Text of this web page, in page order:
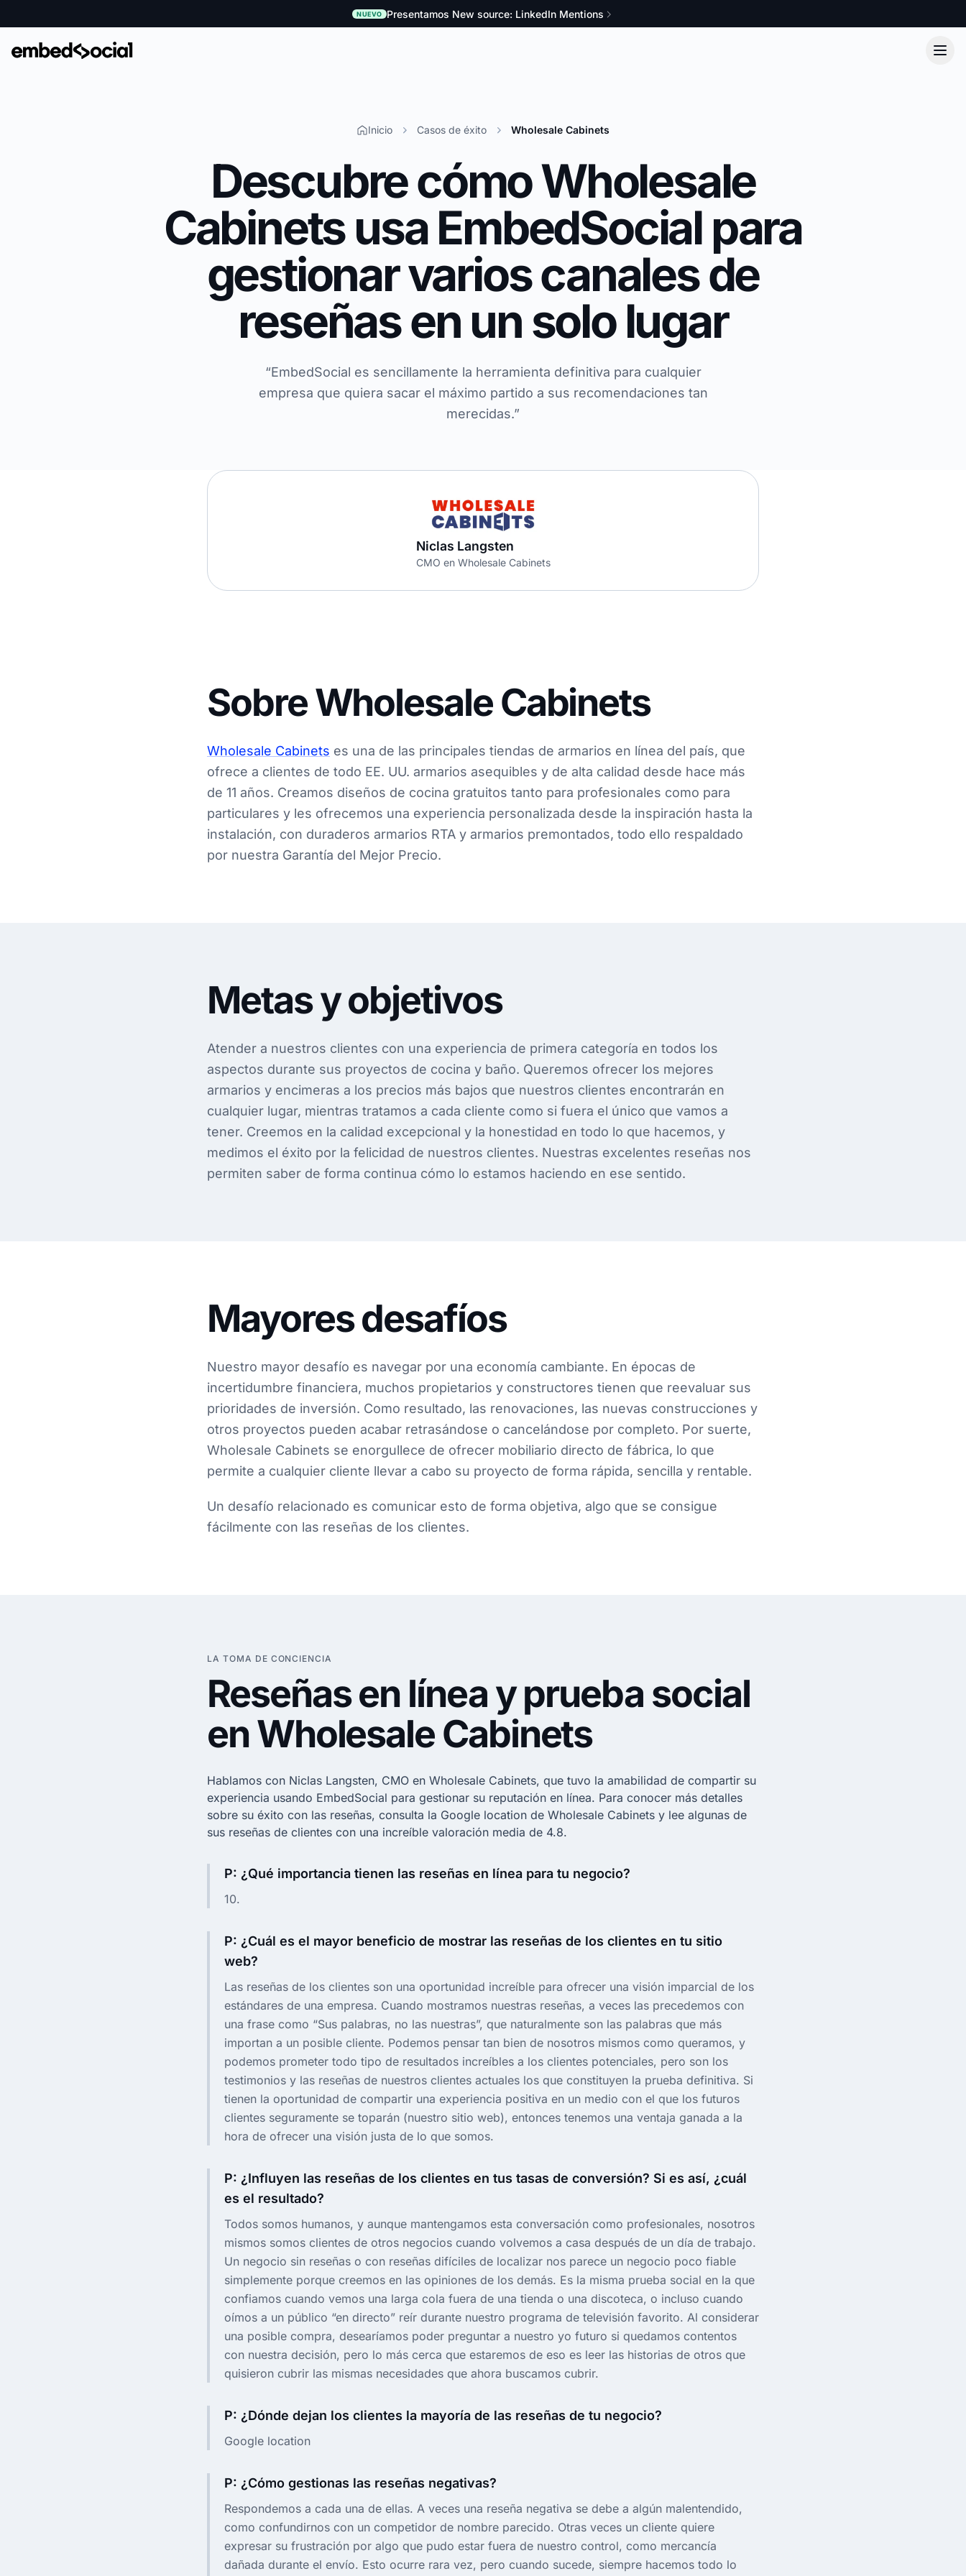
NUEVO Presentamos New source: LinkedIn Mentions
Inicio Casos de éxito Wholesale Cabinets
Descubre cómo Wholesale
Cabinets usa EmbedSocial para
gestionar varios canales de
reseñas en un solo lugar
“EmbedSocial es sencillamente la herramienta definitiva para cualquier
empresa que quiera sacar el máximo partido a sus recomendaciones tan
merecidas.”
Niclas Langsten
CMO en Wholesale Cabinets
Sobre Wholesale Cabinets
Wholesale Cabinets es una de las principales tiendas de armarios en línea del país, que
ofrece a clientes de todo EE. UU. armarios asequibles y de alta calidad desde hace más
de 11 años. Creamos diseños de cocina gratuitos tanto para profesionales como para
particulares y les ofrecemos una experiencia personalizada desde la inspiración hasta la
instalación, con duraderos armarios RTA y armarios premontados, todo ello respaldado
por nuestra Garantía del Mejor Precio.
Metas y objetivos
Atender a nuestros clientes con una experiencia de primera categoría en todos los
aspectos durante sus proyectos de cocina y baño. Queremos ofrecer los mejores
armarios y encimeras a los precios más bajos que nuestros clientes encontrarán en
cualquier lugar, mientras tratamos a cada cliente como si fuera el único que vamos a
tener. Creemos en la calidad excepcional y la honestidad en todo lo que hacemos, y
medimos el éxito por la felicidad de nuestros clientes. Nuestras excelentes reseñas nos
permiten saber de forma continua cómo lo estamos haciendo en ese sentido.
Mayores desafíos
Nuestro mayor desafío es navegar por una economía cambiante. En épocas de
incertidumbre financiera, muchos propietarios y constructores tienen que reevaluar sus
prioridades de inversión. Como resultado, las renovaciones, las nuevas construcciones y
otros proyectos pueden acabar retrasándose o cancelándose por completo. Por suerte,
Wholesale Cabinets se enorgullece de ofrecer mobiliario directo de fábrica, lo que
permite a cualquier cliente llevar a cabo su proyecto de forma rápida, sencilla y rentable.
Un desafío relacionado es comunicar esto de forma objetiva, algo que se consigue
fácilmente con las reseñas de los clientes.
LA TOMA DE CONCIENCIA
Reseñas en línea y prueba social
en Wholesale Cabinets
Hablamos con Niclas Langsten, CMO en Wholesale Cabinets, que tuvo la amabilidad de compartir su
experiencia usando EmbedSocial para gestionar su reputación en línea. Para conocer más detalles
sobre su éxito con las reseñas, consulta la Google location de Wholesale Cabinets y lee algunas de
sus reseñas de clientes con una increíble valoración media de 4.8.
P: ¿Qué importancia tienen las reseñas en línea para tu negocio?
10.
P: ¿Cuál es el mayor beneficio de mostrar las reseñas de los clientes en tu sitio
web?
Las reseñas de los clientes son una oportunidad increíble para ofrecer una visión imparcial de los
estándares de una empresa. Cuando mostramos nuestras reseñas, a veces las precedemos con
una frase como “Sus palabras, no las nuestras”, que naturalmente son las palabras que más
importan a un posible cliente. Podemos pensar tan bien de nosotros mismos como queramos, y
podemos prometer todo tipo de resultados increíbles a los clientes potenciales, pero son los
testimonios y las reseñas de nuestros clientes actuales los que constituyen la prueba definitiva. Si
tienen la oportunidad de compartir una experiencia positiva en un medio con el que los futuros
clientes seguramente se toparán (nuestro sitio web), entonces tenemos una ventaja ganada a la
hora de ofrecer una visión justa de lo que somos.
P: ¿Influyen las reseñas de los clientes en tus tasas de conversión? Si es así, ¿cuál
es el resultado?
Todos somos humanos, y aunque mantengamos esta conversación como profesionales, nosotros
mismos somos clientes de otros negocios cuando volvemos a casa después de un día de trabajo.
Un negocio sin reseñas o con reseñas difíciles de localizar nos parece un negocio poco fiable
simplemente porque creemos en las opiniones de los demás. Es la misma prueba social en la que
confiamos cuando vemos una larga cola fuera de una tienda o una discoteca, o incluso cuando
oímos a un público “en directo” reír durante nuestro programa de televisión favorito. Al considerar
una posible compra, desearíamos poder preguntar a nuestro yo futuro si quedamos contentos
con nuestra decisión, pero lo más cerca que estaremos de eso es leer las historias de otros que
quisieron cubrir las mismas necesidades que ahora buscamos cubrir.
P: ¿Dónde dejan los clientes la mayoría de las reseñas de tu negocio?
Google location
P: ¿Cómo gestionas las reseñas negativas?
Respondemos a cada una de ellas. A veces una reseña negativa se debe a algún malentendido,
como confundirnos con un competidor de nombre parecido. Otras veces un cliente quiere
expresar su frustración por algo que pudo estar fuera de nuestro control, como mercancía
dañada durante el envío. Esto ocurre rara vez, pero cuando sucede, siempre hacemos todo lo